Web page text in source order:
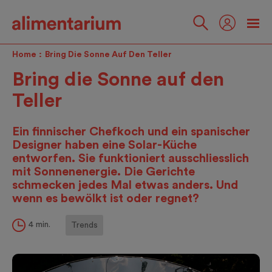
content
Folgen
Sie
uns
Home Bring Die Sonne Auf Den Teller
Bring die Sonne auf den
Teller
Ein finnischer Chefkoch und ein spanischer
Designer haben eine Solar-Küche
entworfen. Sie funktioniert ausschliesslich
mit Sonnenenergie. Die Gerichte
schmecken jedes Mal etwas anders. Und
wenn es bewölkt ist oder regnet?
4 min. Trends